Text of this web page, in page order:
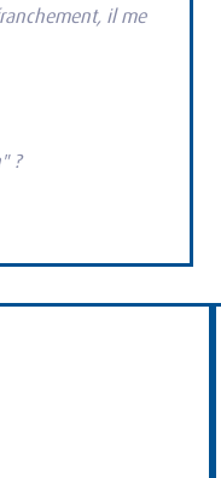
il me
?